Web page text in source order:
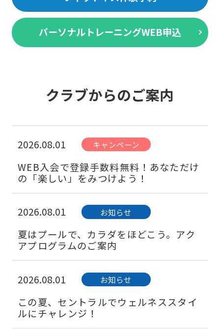
パーソナルトレーニングWEB申込
クラブからのご案内
2026.08.01 キャンペーン
WEB入会で登録手数料無料！あなただけ
の「楽しい」をみつけよう！
2026.08.01 お知らせ
夏はプールで、カラダをほどこう。アク
アプログラムのご案内
2026.08.01 お知らせ
この夏、セントラルでウェルネススタイ
ルにチャレンジ！